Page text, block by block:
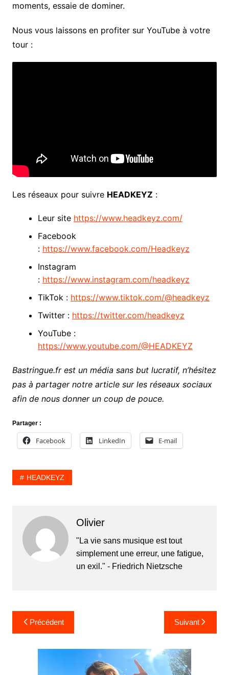
moments, essaie de dominer.
Nous vous laissons en profiter sur YouTube à votre
tour :
Les réseaux pour suivre HEADKEYZ :
Leur site https://www.headkeyz.com/
Facebook
: https://www.facebook.com/Headkeyz
Instagram
: https://www.instagram.com/headkeyz
TikTok : https://www.tiktok.com/@headkeyz
Twitter : https://twitter.com/headkeyz
YouTube :
https://www.youtube.com/@HEADKEYZ
Bastringue.fr est un média sans but lucratif, n’hésitez
pas à partager notre article sur les réseaux sociaux
afin de nous donner un coup de pouce.
Partager :
Facebook LinkedIn E-mail
HEADKEYZ
Olivier
"La vie sans musique est tout
simplement une erreur, une fatigue,
un exil." - Friedrich Nietzsche
Navigation
de
l’article
Précédent Suivant